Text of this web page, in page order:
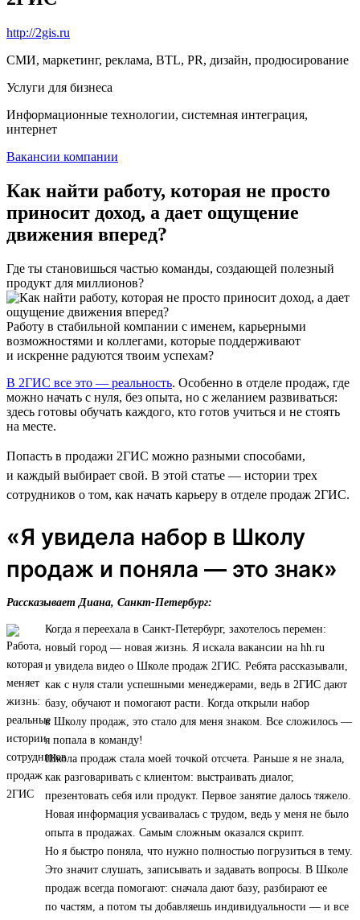
http://2gis.ru
СМИ, маркетинг, реклама, BTL, PR, дизайн, продюсирование
Услуги для бизнеса
Информационные технологии, системная интеграция,
интернет
Вакансии компании
Как найти работу, которая не просто
приносит доход, а дает ощущение
движения вперед?
Где ты становишься частью команды, создающей полезный
продукт для миллионов?
Работу в стабильной компании с именем, карьерными
возможностями и коллегами, которые поддерживают
и искренне радуются твоим успехам?
В 2ГИС все это — реальность. Особенно в отделе продаж, где
можно начать с нуля, без опыта, но с желанием развиваться:
здесь готовы обучать каждого, кто готов учиться и не стоять
на месте.
Попасть в продажи 2ГИС можно разными способами,
и каждый выбирает свой. В этой статье — истории трех
сотрудников о том, как начать карьеру в отделе продаж 2ГИС.
«Я увидела набор в Школу
продаж и поняла — это знак»
Рассказывает Диана, Санкт-Петербург:
Когда я переехала в Санкт-Петербург, захотелось перемен:
новый город — новая жизнь. Я искала вакансии на hh.ru
и увидела видео о Школе продаж 2ГИС. Ребята рассказывали,
как с нуля стали успешными менеджерами, ведь в 2ГИС дают
базу, обучают и помогают расти. Когда открыли набор
в Школу продаж, это стало для меня знаком. Все сложилось —
я попала в команду!
Школа продаж стала моей точкой отсчета. Раньше я не знала,
как разговаривать с клиентом: выстраивать диалог,
презентовать себя или продукт. Первое занятие далось тяжело.
Новая информация усваивалась с трудом, ведь у меня не было
опыта в продажах. Самым сложным оказался скрипт.
Но я быстро поняла, что нужно полностью погрузиться в тему.
Это значит слушать, записывать и задавать вопросы. В Школе
продаж всегда помогают: сначала дают базу, разбирают ее
по частям, а потом ты добавляешь индивидуальности — и все